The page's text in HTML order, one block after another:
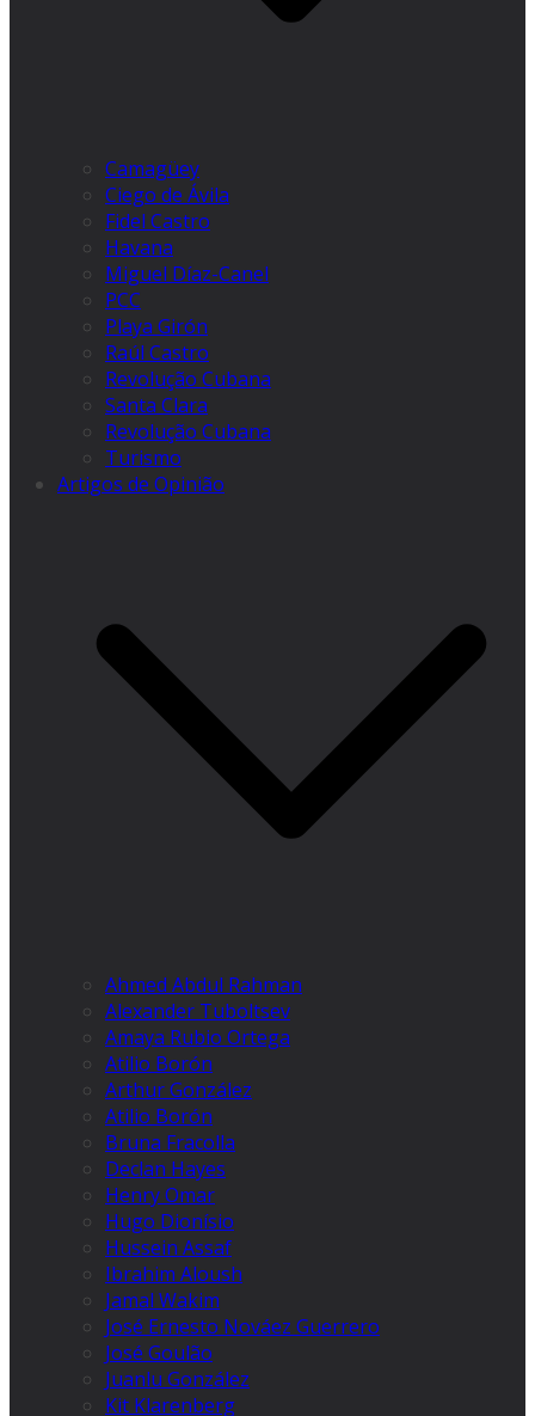
Camagüey
Ciego de Ávila
Fidel Castro
Havana
Miguel Díaz-Canel
PCC
Playa Girón
Raúl Castro
Revolução Cubana
Santa Clara
Revolução Cubana
Turismo
Artigos de Opinião
Ahmed Abdul Rahman
Alexander Tuboltsev
Amaya Rubio Ortega
Atilio Borón
Arthur González
Atilio Borón
Bruna Fracolla
Declan Hayes
Henry Omar
Hugo Dionísio
Hussein Assaf
Ibrahim Aloush
Jamal Wakim
José Ernesto Nováez Guerrero
José Goulão
Juanlu González
Kit Klarenberg